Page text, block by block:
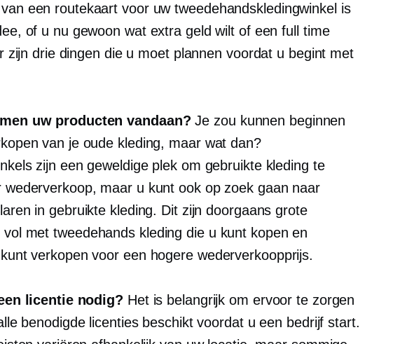
een routekaart voor uw tweedehandskledingwinkel is
of u nu gewoon wat extra geld wilt of eenfull time
zijn drie dingen die u moet plannen voordat u begint met
uw producten vandaan?Je zou kunnen beginnen
van je oude kleding, maar wat dan?
zijn een geweldige plek om gebruikte kleding te
wederverkoop, maar u kunt ook op zoek gaan naar
in gebruikte kleding. Dit zijn doorgaans grote
vol mettweedehands kleding die u kunt kopen en
verkopen voor een hogere wederverkoopprijs.
licentie nodig? Het is belangrijk om ervoor te zorgen
benodigde licenties beschikt voordat u een bedrijf start.